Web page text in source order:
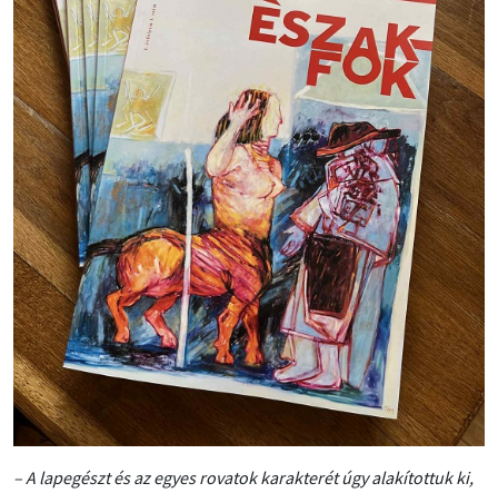
–A lapegészt és az egyes rovatok karakterét úgy alakítottuk ki,